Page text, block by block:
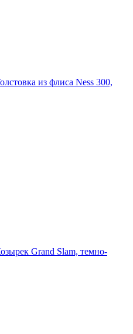
из флиса Ness 300,
Grand Slam, темно-